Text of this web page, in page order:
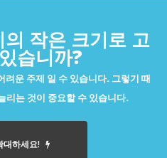
작은 크기로 고
습니까?
려운 주제 일 수 있습니다. 그렇기 때
리는 것이 중요할 수 있습니다.
대하세요!